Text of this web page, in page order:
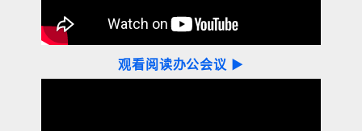
观看阅读办公会议 ▶